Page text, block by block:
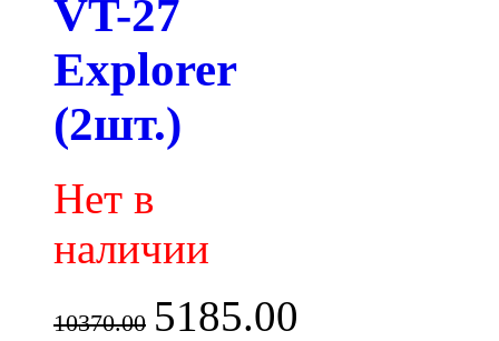
VT-27
Explorer
(2шт.)
Нет в
наличии
10370.00 5185.00